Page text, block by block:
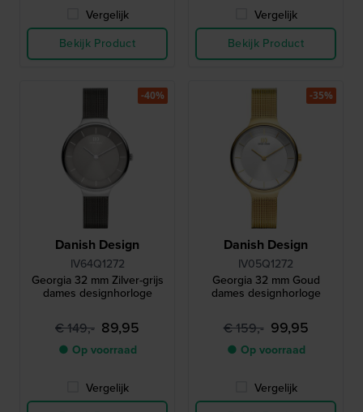
Vergelijk
Bekijk Product
Vergelijk
Bekijk Product
Danish Design
IV64Q1272
Georgia 32 mm Zilver-grijs
dames designhorloge
€ 149,- 89,95
● Op voorraad
Vergelijk
-40%
Danish Design
IV05Q1272
Georgia 32 mm Goud
dames designhorloge
€ 159,- 99,95
● Op voorraad
Vergelijk
-35%